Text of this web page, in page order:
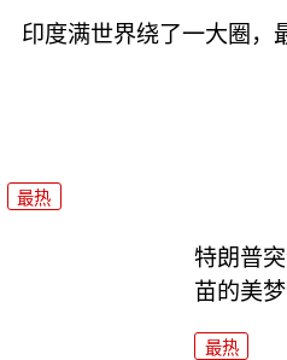
印度满世界绕了一大圈，
最热
特朗普
苗的美
最热